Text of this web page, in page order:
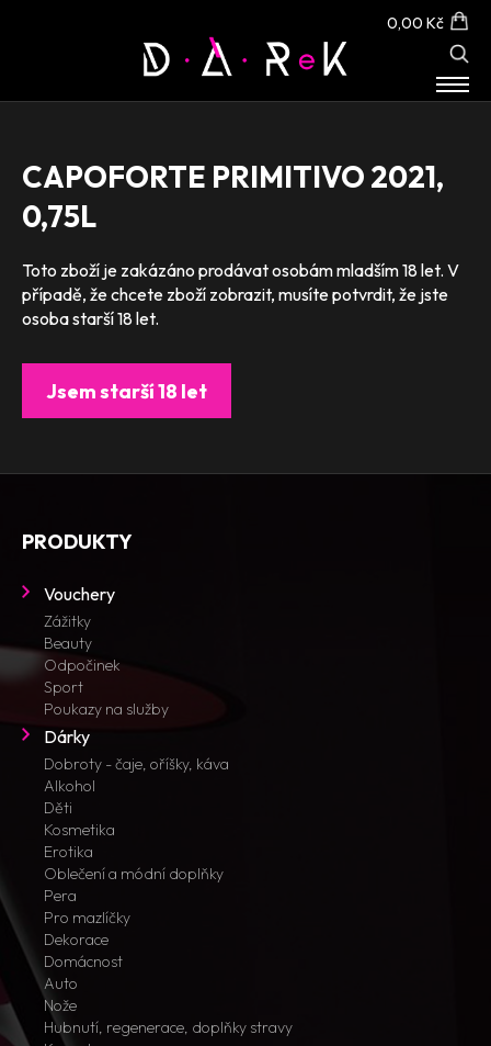
0,00 Kč
O NÁS
KONTAKT
CAPOFORTE PRIMITIVO 2021,
0,75L
Toto zboží je zakázáno prodávat osobám mladším 18 let. V
případě, že chcete zboží zobrazit, musíte potvrdit, že jste
osoba starší 18 let.
Jsem starší 18 let
PRODUKTY
Vouchery
Zážitky
Beauty
Odpočinek
Sport
Poukazy na služby
Dárky
Dobroty - čaje, oříšky, káva
Alkohol
Děti
Kosmetika
Erotika
Oblečení a módní doplňky
Pera
Pro mazlíčky
Dekorace
Domácnost
Auto
Nože
Hubnutí, regenerace, doplňky stravy